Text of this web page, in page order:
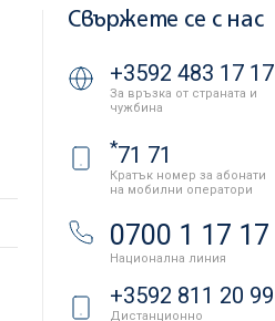
Свържете се с нас
+3592 483 17 17
За връзка от страната и
чужбина
*71 71
Кратък номер за абонати
на мобилни оператори
0700 1 17 17
Национална линия
+3592 811 20 99
Дистанционно